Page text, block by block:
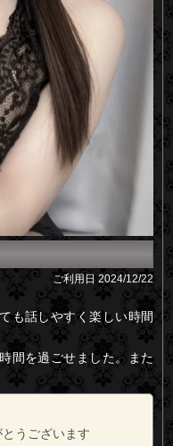
ご利用日 2024/12/22
も話しやすく楽しい時間
間を過ごせました。また
うございます